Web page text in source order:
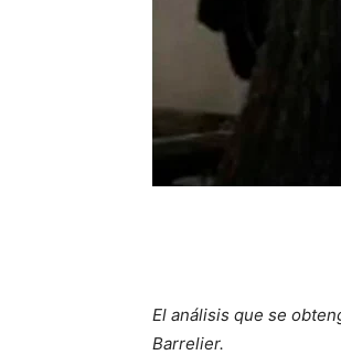
El análisis que se
Barrelier.